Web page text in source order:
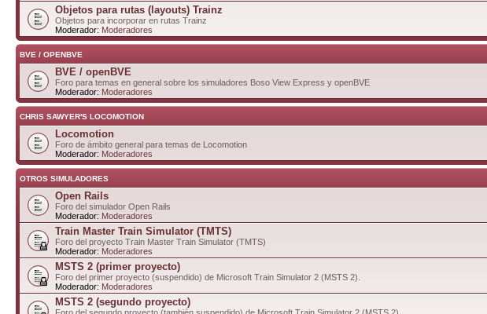
Objetos para rutas (layouts) Trainz
Objetos para incorporar en rutas Trainz
Moderador: Moderadores
BVE / OPENBVE
BVE / openBVE
Foro para temas en general sobre los simuladores Boso View Express y openBVE
Moderador: Moderadores
CHRIS SAWYER'S LOCOMOTION
Locomotion
Foro de ámbito general para temas de Locomotion
Moderador: Moderadores
OTROS SIMULADORES
Open Rails
Foro del simulador Open Rails
Moderador: Moderadores
Train Master Train Simulator (TMTS)
Foro del proyecto Train Master Train Simulator (TMTS)
Moderador: Moderadores
MSTS 2 (primer proyecto)
Foro del primer proyecto (suspendido) de Microsoft Train Simulator 2 (MSTS 2).
Moderador: Moderadores
MSTS 2 (segundo proyecto)
Foro del segundo proyecto (también suspendido) de Microsoft Train Simulator 2 (MSTS 2).